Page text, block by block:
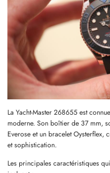
La Yacht-Master 268655 est
moderne. Son boîtier de 37 mm,
Everose et un bracelet
et sophistication.
Les principales caractéristiques